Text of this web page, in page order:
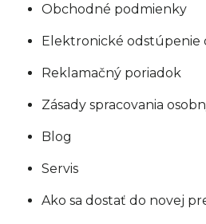
Obchodné podmienky
Elektronické odstúpenie
Reklamačný poriadok
Zásady spracovania
Blog
Servis
Ako sa dostať do novej